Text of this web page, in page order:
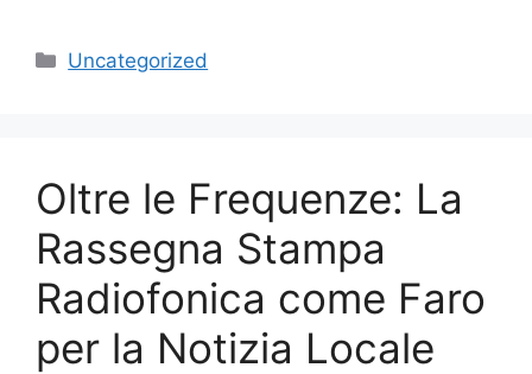
Categories
Uncategorized
Oltre le Frequenze: La
Rassegna Stampa
Radiofonica come Faro
per la Notizia Locale